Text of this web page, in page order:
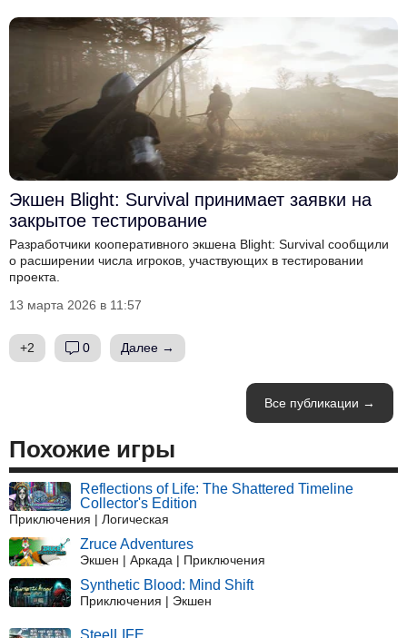
Экшен Blight: Survival принимает заявки на
закрытое тестирование
Разработчики кооперативного экшена Blight: Survival сообщили
о расширении числа игроков, участвующих в тестировании
проекта.
13 марта 2026 в 11:57
+2 0 Далее →
Все публикации →
Похожие игры
Reflections of Life: The Shattered Timeline
Collector's Edition
Приключения | Логическая
Zruce Adventures
Экшен | Аркада | Приключения
Synthetic Blood: Mind Shift
Приключения | Экшен
SteelLIFE